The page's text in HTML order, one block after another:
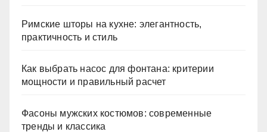
Римские шторы на кухне: элегантность,
практичность и стиль
Как выбрать насос для фонтана: критерии
мощности и правильный расчет
Фасоны мужских костюмов: современные
тренды и классика